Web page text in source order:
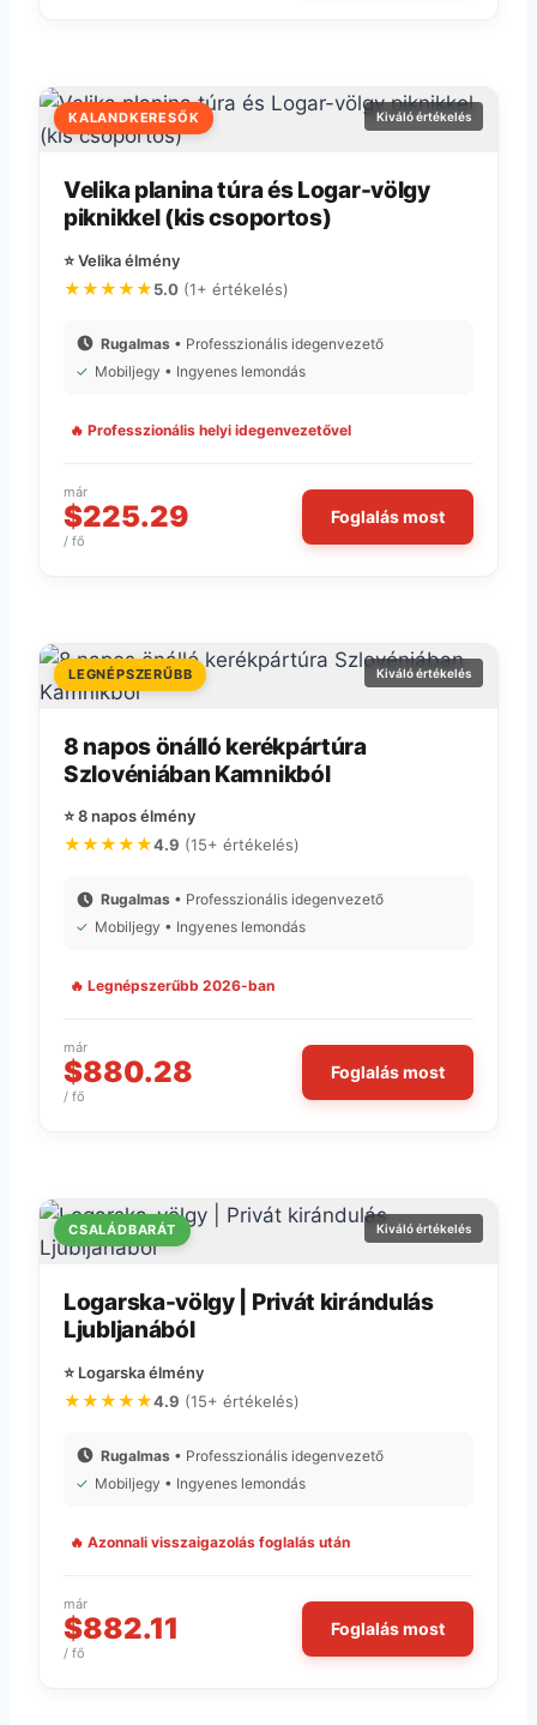
KALANDKERESŐK Kiváló értékelés
Velika planina túra és Logar-völgy
piknikkel (kis csoportos)
⭐ Velika élmény
★★★★★5.0 (1+ értékelés)
Rugalmas • Professzionális idegenvezető
✓ Mobiljegy • Ingyenes lemondás
🔥 Professzionális helyi idegenvezetővel
már
$225.29
/ fő
Foglalás most
LEGNÉPSZERŰBB Kiváló értékelés
8 napos önálló kerékpártúra
Szlovéniában Kamnikból
⭐ 8 napos élmény
★★★★★4.9 (15+ értékelés)
Rugalmas • Professzionális idegenvezető
✓ Mobiljegy • Ingyenes lemondás
🔥 Legnépszerűbb 2026-ban
már
$880.28
/ fő
Foglalás most
CSALÁDBARÁT Kiváló értékelés
Logarska-völgy | Privát kirándulás
Ljubljanából
⭐ Logarska élmény
★★★★★4.9 (15+ értékelés)
Rugalmas • Professzionális idegenvezető
✓ Mobiljegy • Ingyenes lemondás
🔥 Azonnali visszaigazolás foglalás után
már
$882.11
/ fő
Foglalás most